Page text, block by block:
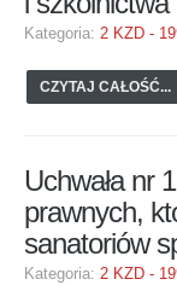
Kategoria: 2 KZD -
CZYTAJ CAŁOŚĆ...
Uchwała nr
prawnych,
sanatoriów
Kategoria: 2 KZD -